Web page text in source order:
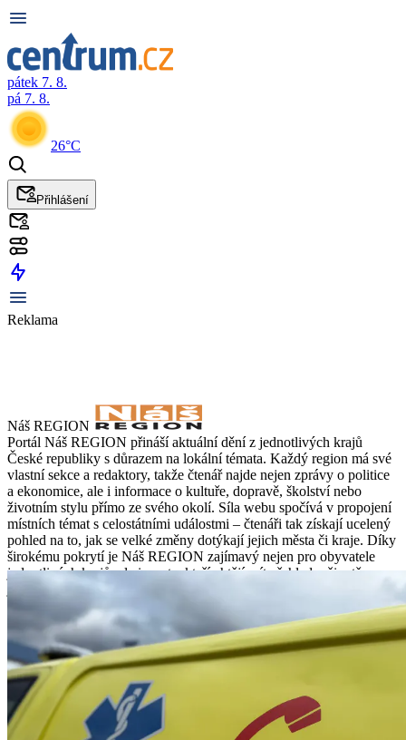
pátek 7. 8.
pá 7. 8.
26°C
Přihlášení
Reklama
Náš REGION
Portál Náš REGION přináší aktuální dění z jednotlivých krajů
České republiky s důrazem na lokální témata. Každý region má své
vlastní sekce a redaktory, takže čtenář najde nejen zprávy o politice
a ekonomice, ale i informace o kultuře, dopravě, školství nebo
životním stylu přímo ze svého okolí. Síla webu spočívá v propojení
místních témat s celostátními událostmi – čtenáři tak získají ucelený
pohled na to, jak se velké změny dotýkají jejich města či kraje. Díky
širokému pokrytí je Náš REGION zajímavý nejen pro obyvatele
jednotlivých krajů, ale i pro ty, kteří chtějí mít přehled o životě v
jiných částech republiky.